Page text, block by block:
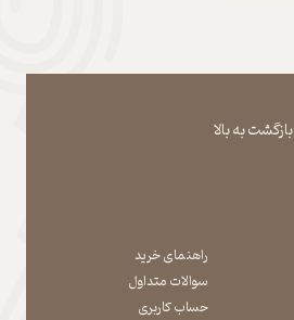
بازگشت به بالا
راهنمای خرید
سوالات متداول
حساب کاربری